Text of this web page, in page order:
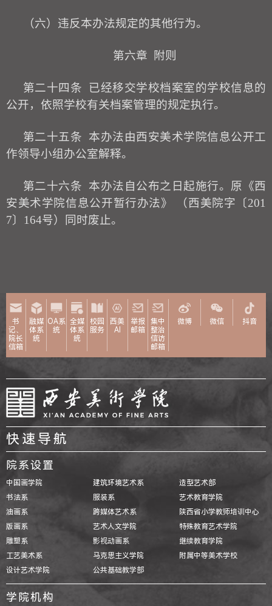
（六）违反本办法规定的其他行为。
第六章 附则
第二十四条
已经移交学校档案室的学校信息的
公开，依照学校有关档案管理的规定执行。
第二十五条 本办法由西安美术学院信息公开工
作领导小组办公室解释。
第二十六条 本办法自公布之日起施行。 原《西
安美术学院信息公开暂行办法》
（西美院字〔201
7〕164号） 同时废止。
书
记、
院长
信箱
融媒
体系
统
OA系
统
全媒
体系
统
校园
服务
西美
AI
举报
邮箱
集中
整治
信访
邮箱
微博 微信 抖音
快速导航
院系设置
中国画学院
书法系
油画系
版画系
雕塑系
工艺美术系
设计艺术学院
建筑环境艺术系
服装系
跨媒体艺术系
艺术人文学院
影视动画系
马克思主义学院
公共基础教学部
造型艺术部
艺术教育学院
陕西省小学教师培训中心
特殊教育艺术学院
继续教育学院
附属中等美术学校
学院机构